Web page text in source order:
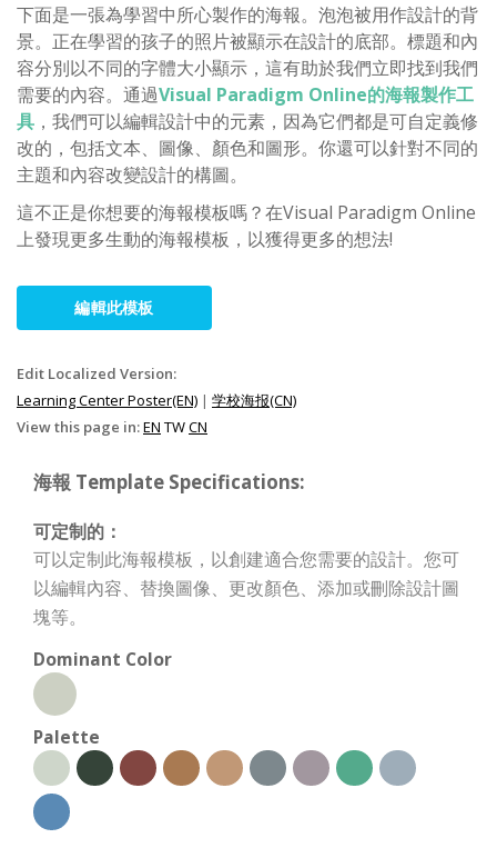
下面是一張為學習中所心製作的海報。泡泡被用作設計的背
景。正在學習的孩子的照片被顯示在設計的底部。標題和內
容分別以不同的字體大小顯示，這有助於我們立即找到我們
需要的內容。通過Visual Paradigm Online的海報製作工
具 ，我們可以編輯設計中的元素，因為它們都是可自定義修
改的，包括文本、圖像、顏色和圖形。你還可以針對不同的
主題和內容改變設計的構圖。
這不正是你想要的海報模板嗎？在Visual Paradigm Online
上發現更多生動的海報模板，以獲得更多的想法!
編輯此模板
Edit Localized Version:
Learning Center Poster(EN) | 学校海报(CN)
View this page in:EN TWCN
海報 Template Specifications:
可定制的：
可以定制此海報模板，以創建適合您需要的設計。您可
以編輯內容、替換圖像、更改顏色、添加或刪除設計圖
塊等。
Dominant Color
Palette